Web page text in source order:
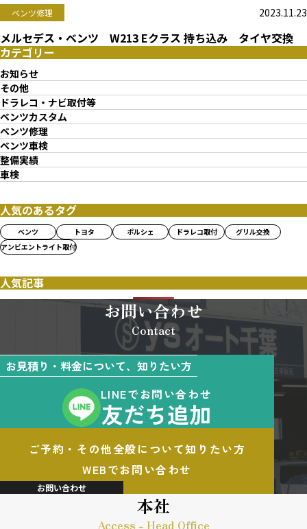
ベンツ修理 2023.11.23
メルセデス・ベンツ W213 Eクラス 持ち込み タイヤ交換
カテゴリー
お知らせ
その他
ドラレコ・ナビ取付等
ベンツカスタム
ベンツ修理
ベンツ車検
整備実績
車検
人気のあるタグ
ベンツ トヨタ ポルシェ ドラレコ取付
グリル交換
アンビエントライト取付
人気記事
お問い合わせ
Contact
お見積り・料金について、知りたい方
LINEでお問い合わせ
友だち追加
ご予約・その他全般について知りたい方
WEBでお問い合わせ
お問い合わせ
本社
Access - Head Office